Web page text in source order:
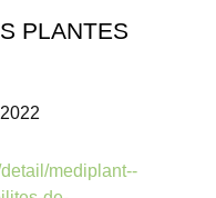
PLANTES
mediplant--